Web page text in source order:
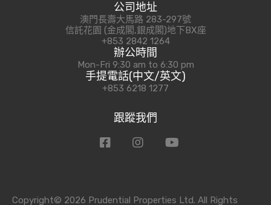
公司地址
澳門長壽大馬路 283-297號
信託花園 (金成閣,銀成閣)地下BX座
+853 2842 1264
辦公時間
Mon-Fri 9:30 am to 6:30 pm
手提電話(中文/英文)
+853 6218 1277
跟蹤我們
Copyright© 2026 Prudential Properties Ltd. All Rights